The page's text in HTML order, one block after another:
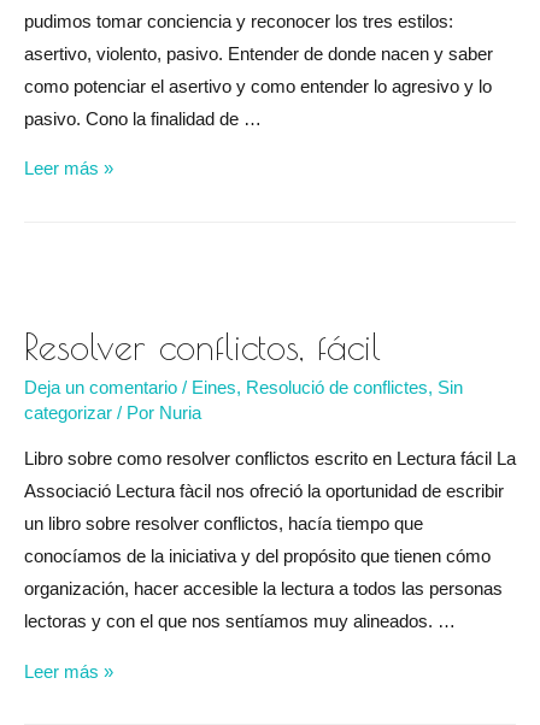
pudimos tomar conciencia y reconocer los tres estilos:
asertivo, violento, pasivo. Entender de donde nacen y saber
como potenciar el asertivo y como entender lo agresivo y lo
pasivo. Cono la finalidad de …
Yo
Fundación
Maresme
Leer más »
Resolver conflictos, fácil
Deja un comentario / Eines, Resolució de conflictes, Sin
categorizar / Por Nuria
Libro sobre como resolver conflictos escrito en Lectura fácil La
Associació Lectura fàcil nos ofreció la oportunidad de escribir
un libro sobre resolver conflictos, hacía tiempo que
conocíamos de la iniciativa y del propósito que tienen cómo
organización, hacer accesible la lectura a todos las personas
lectoras y con el que nos sentíamos muy alineados. …
Resolver
Leer más »